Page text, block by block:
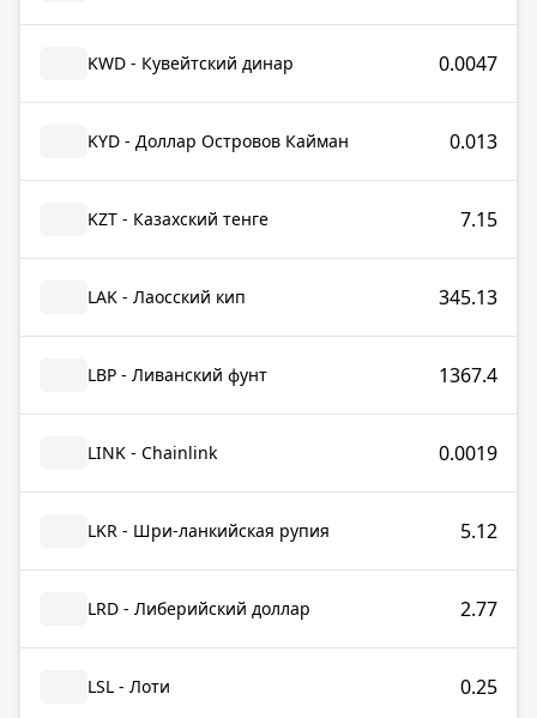
KWD - Кувейтский динар 0.0047
KYD - Доллар Островов Кайман 0.013
KZT - Казахский тенге 7.15
LAK - Лаосский кип 345.13
LBP - Ливанский фунт 1367.4
LINK - Chainlink 0.0019
LKR - Шри-ланкийская рупия 5.12
LRD - Либерийский доллар 2.77
LSL - Лоти 0.25